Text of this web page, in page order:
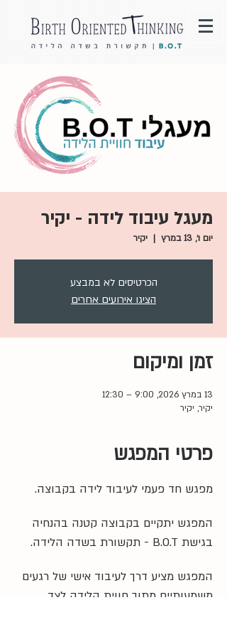
מעגל עיבוד לידה - יקיר
יום ו׳, 13 במרץ
  |
יקיר
הכרטיסים לא במבצע
הציגו אירועים אחרים
זמן ומיקום
13 במרץ 2026, 9:00 – 12:30
יקיר, יקיר
פרטי המפגש
מפגש חד פעמי לעיבוד לידה בקבוצה.
המפגש יתקיים בקבוצה קטנה בהנחיה
בגישת B.O.T - תקשורת בשדה הלידה.
המפגש מציע דרך לעיבוד אישי של רגעים
משמעותיים מתוך חווית הלידה לצד